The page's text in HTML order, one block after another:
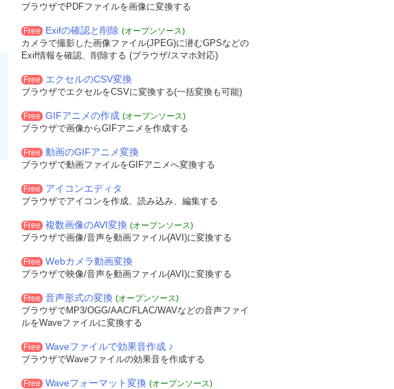
ブラウザでPDFファイルを画像に変換する
Free Exifの確認と削除 (オープンソース)
カメラで撮影した画像ファイル(JPEG)に潜むGPSなどの
Exif情報を確認、削除する (ブラウザ/スマホ対応)
Free エクセルのCSV変換
ブラウザでエクセルをCSVに変換する(一括変換も可能)
Free GIFアニメの作成 (オープンソース)
ブラウザで画像からGIFアニメを作成する
Free 動画のGIFアニメ変換
ブラウザで動画ファイルをGIFアニメへ変換する
Free アイコンエディタ
ブラウザでアイコンを作成、読み込み、編集する
Free 複数画像のAVI変換 (オープンソース)
ブラウザで画像/音声を動画ファイル(AVI)に変換する
Free Webカメラ動画変換
ブラウザで映像/音声を動画ファイル(AVI)に変換する
Free 音声形式の変換 (オープンソース)
ブラウザでMP3/OGG/AAC/FLAC/WAVなどの音声ファイ
ルをWaveファイルに変換する
Free Waveファイルで効果音作成 ♪
ブラウザでWaveファイルの効果音を作成する
Free Waveフォーマット変換 (オープンソース)